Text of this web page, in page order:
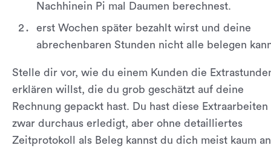
Nachhinein Pi mal Daumen berechnest.
erst Wochen später bezahlt wirst und deine
abrechenbaren Stunden nicht alle belegen
Stelle dir vor, wie du einem Kunden die
erklären willst, die du grob geschätzt auf deine
Rechnung gepackt hast. Du hast diese Extraarbeiten
zwar durchaus erledigt, aber ohne detailliertes
Zeitprotokoll als Beleg kannst du dich meist kaum